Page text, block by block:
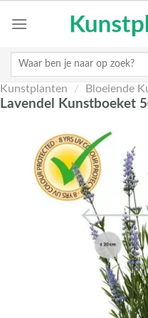
Zoeken
Kunstplanten / Bloeiende
Lavendel Kunstboeket